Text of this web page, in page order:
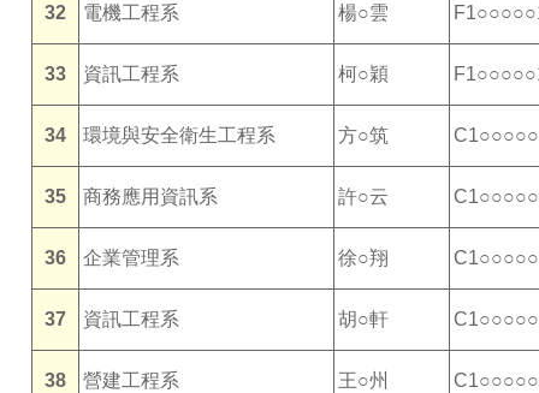
32 電機工程系 楊○雲
33 資訊工程系 柯○穎
34 環境與安全衛生工程系 方○筑
35 商務應用資訊系 許○云
36 企業管理系 徐○翔
37 資訊工程系 胡○軒
38 營建工程系 王○州